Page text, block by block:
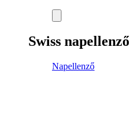
Swiss napellenző
Napellenző